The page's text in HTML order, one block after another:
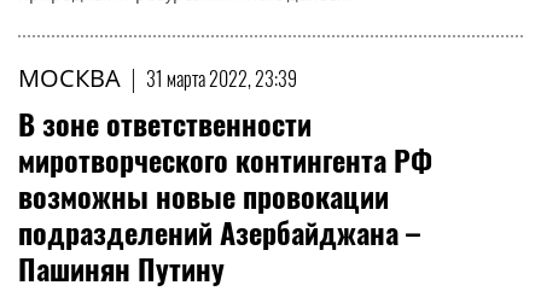
МОСКВА | 31 марта 2022, 23:39
В зоне ответственности
миротворческого контингента РФ
возможны новые провокации
подразделений Азербайджана –
Пашинян Путину